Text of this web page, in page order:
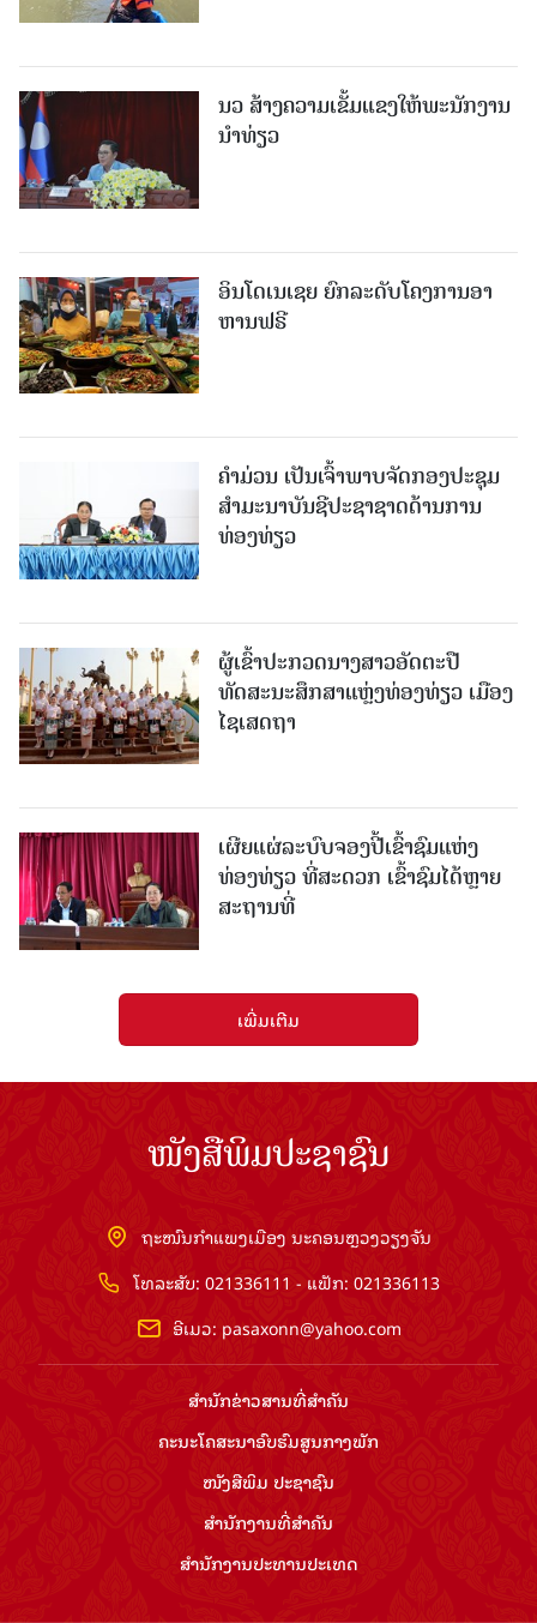
ນວ ສ້າງຄວາມເຂັ້ມແຂງໃຫ້ພະນັກງານ
ນຳທ່ຽວ
ອິນໂດເນເຊຍ ຍົກລະດັບໂຄງການອາ
ຫານຟຣີ
ຄໍາມ່ວນ ເປັນເຈົ້າພາບຈັດກອງປະຊຸມ
ສຳມະນາບັນຊີປະຊາຊາດດ້ານການ
ທ່ອງທ່ຽວ
ຜູ້ເຂົ້າປະກວດນາງສາວອັດຕະປື
ທັດສະນະສຶກສາແຫຼ່ງທ່ອງທ່ຽວ ເມືອງ
ໄຊເສດຖາ
ເຜີຍແຜ່ລະບົບຈອງປີ້ເຂົ້າຊົມແຫ່ງ
ທ່ອງທ່ຽວ ທີ່ສະດວກ ເຂົ້າຊົມໄດ້ຫຼາຍ
ສະຖານທີ່
ເພີ່ມເຕີມ
ໜັງສືພິມປະຊາຊົນ
ຖະໜົນກຳແພງເມືອງ ນະຄອນຫຼວງວຽງຈັນ
ໂທລະສັບ: 021336111 - ແຟັກ: 021336113
ອີເມວ: pasaxonn@yahoo.com
ສຳ​ນັກ​ຂ່າວ​ສານ​ທີ່​ສຳ​ຄັນ​
ຄະນະໂຄສະນາອົບຮົມ​ສູນ​ກາງ​ພັກ
ໜັງສືພິມ ປະ​ຊາ​ຊົນ
ສຳ​ນັກ​ງານ​ທີ່​ສຳ​ຄັນ
ສຳ​ນັກ​ງານ​ປະ​ທານ​ປະ​ເທດ